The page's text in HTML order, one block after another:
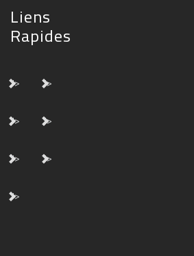
Liens
Rapides
"> ">
"> ">
"> ">
">